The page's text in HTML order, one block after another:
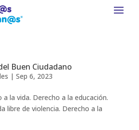
Buen Ciudadano
| Sep 6, 2023
a la vida. Derecho a la educación.
libre de violencia. Derecho a la